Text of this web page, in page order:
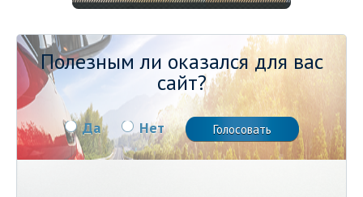
Полезным ли оказался для вас
сайт?
Да Нет